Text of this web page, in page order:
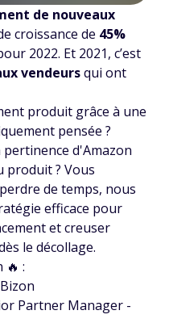
de nouveaux
croissance de 45%
2022. Et 2021, c’est
vendeursqui ont
produit grâce à une
pensée ?
pertinence d'Amazon
produit ? Vous
de temps, nous
efficace pour
et creuser
le décollage.
:
Partner Manager -